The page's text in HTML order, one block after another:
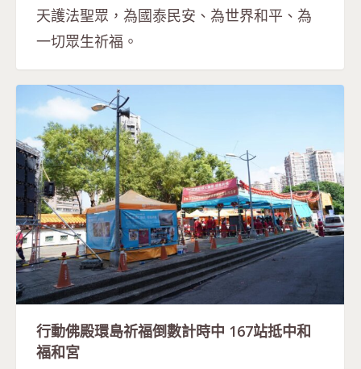
天護法聖眾，為國泰民安、為世界和平、為
一切眾生祈福。
行動佛殿環島祈福倒數計時中 167站抵中和
福和宮